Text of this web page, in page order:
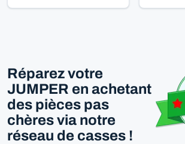
Réparez votre
JUMPER en achetant
des pièces pas
chères via notre
réseau de casses !